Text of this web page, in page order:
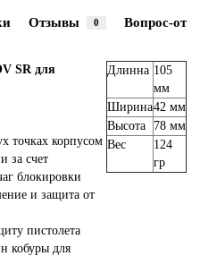
Отзывы 0 Вопрос-
SR для
точках корпусом
за счет
блокировки
и защита от
пистолета
кобуры для
Длинна 105
мм
Ширина42 мм
Высота
78 мм
Вес
124
гр